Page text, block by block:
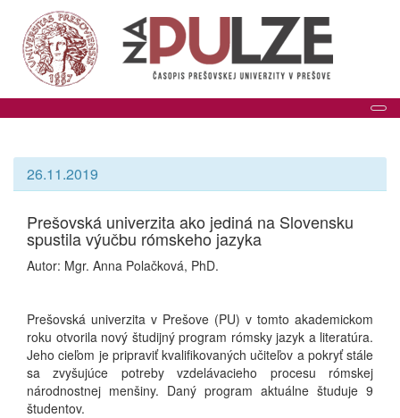
26.11.2019
Prešovská univerzita ako jediná na Slovensku
spustila výučbu rómskeho jazyka
Autor: Mgr. Anna Polačková, PhD.
Prešovská univerzita v Prešove (PU) v tomto akademickom
roku otvorila nový študijný program rómsky jazyk a literatúra.
Jeho cieľom je pripraviť kvalifikovaných učiteľov a pokryť stále
sa zvyšujúce potreby vzdelávacieho procesu rómskej
národnostnej menšiny. Daný program aktuálne študuje 9
študentov.